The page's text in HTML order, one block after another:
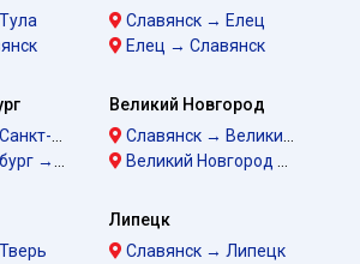
Славянск → Елец
Елец → Славянск
Великий Новгород
Славянск → Великий Новгород
Великий Новгород → Славянск
Липецк
Славянск → Липецк